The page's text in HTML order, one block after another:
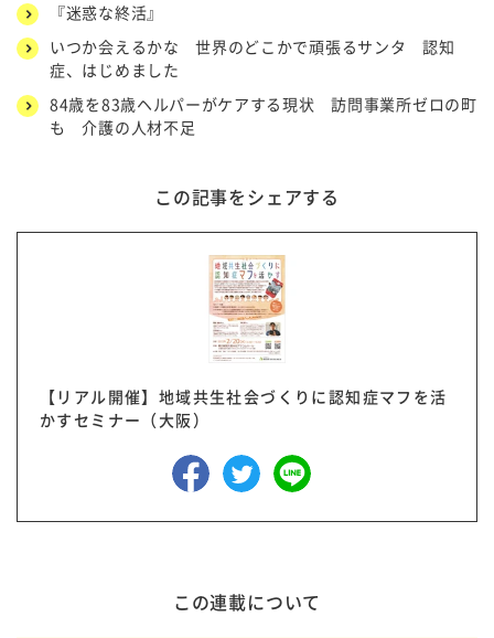
『迷惑な終活』
いつか会えるかな 世界のどこかで頑張るサンタ 認知
症、はじめました
84歳を83歳ヘルパーがケアする現状 訪問事業所ゼロの町
も 介護の人材不足
この記事をシェアする
【リアル開催】地域共生社会づくりに認知症マフを活
かすセミナー（大阪）
この連載について